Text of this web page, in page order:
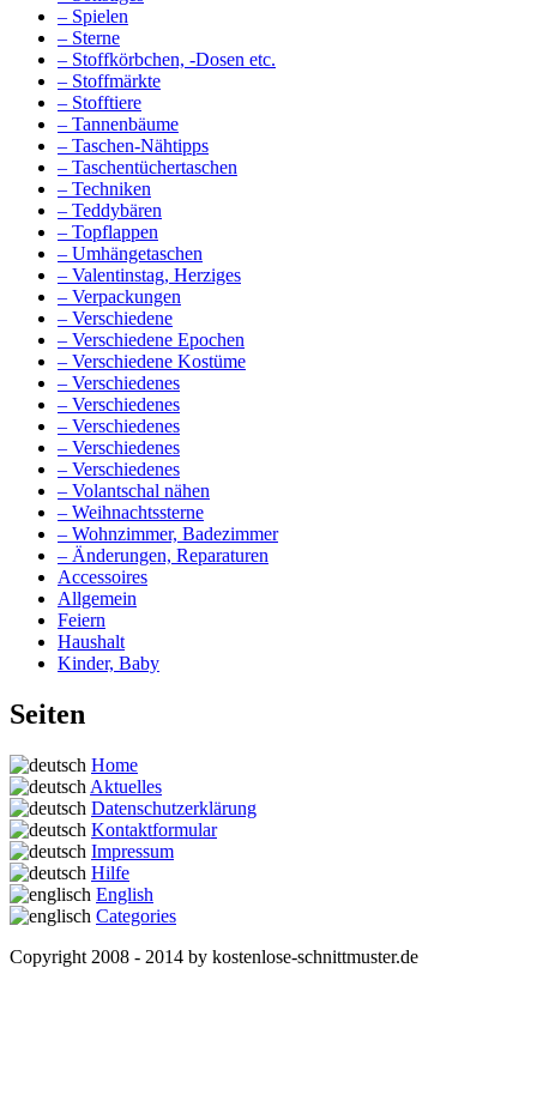
– Spielen
– Sterne
– Stoffkörbchen, -Dosen etc.
– Stoffmärkte
– Stofftiere
– Tannenbäume
– Taschen-Nähtipps
– Taschentüchertaschen
– Techniken
– Teddybären
– Topflappen
– Umhängetaschen
– Valentinstag, Herziges
– Verpackungen
– Verschiedene
– Verschiedene Epochen
– Verschiedene Kostüme
– Verschiedenes
– Verschiedenes
– Verschiedenes
– Verschiedenes
– Verschiedenes
– Volantschal nähen
– Weihnachtssterne
– Wohnzimmer, Badezimmer
– Änderungen, Reparaturen
Accessoires
Allgemein
Feiern
Haushalt
Kinder, Baby
Seiten
Home
Aktuelles
Datenschutzerklärung
Kontaktformular
Impressum
Hilfe
English
Categories
Copyright 2008 - 2014 by kostenlose-schnittmuster.de